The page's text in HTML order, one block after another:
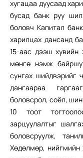
хугацаа дуусаад
бусад банк руу
боловч Капитал
харилцах дансанд
15-аас дээш хувийн
мөнгө нэмж
сунгах шийдвэрийг
дангаараа
боловсрол, соёл,
10 тоот
зарцуулалтыг
боловсруулж,
Хөдөлмөр,